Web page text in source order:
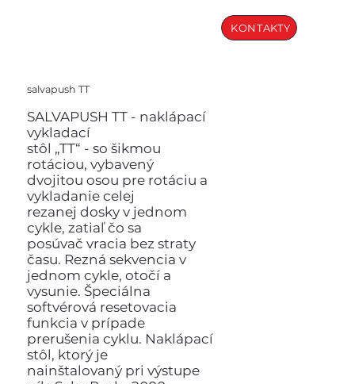
KONTAKTY
salvapush TT
SALVAPUSH TT - naklápací
vykladací
stôl „TT“ - so šikmou
rotáciou, vybavený
dvojitou osou pre rotáciu a
vykladanie celej
rezanej dosky v jednom
cykle, zatiaľ čo sa
posúvač vracia bez straty
času. Rezná sekvencia v
jednom cykle, otočí a
vysunie. Špeciálna
softvérová resetovacia
funkcia v prípade
prerušenia cyklu. Naklápací
stôl, ktorý je
nainštalovaný pri výstupe